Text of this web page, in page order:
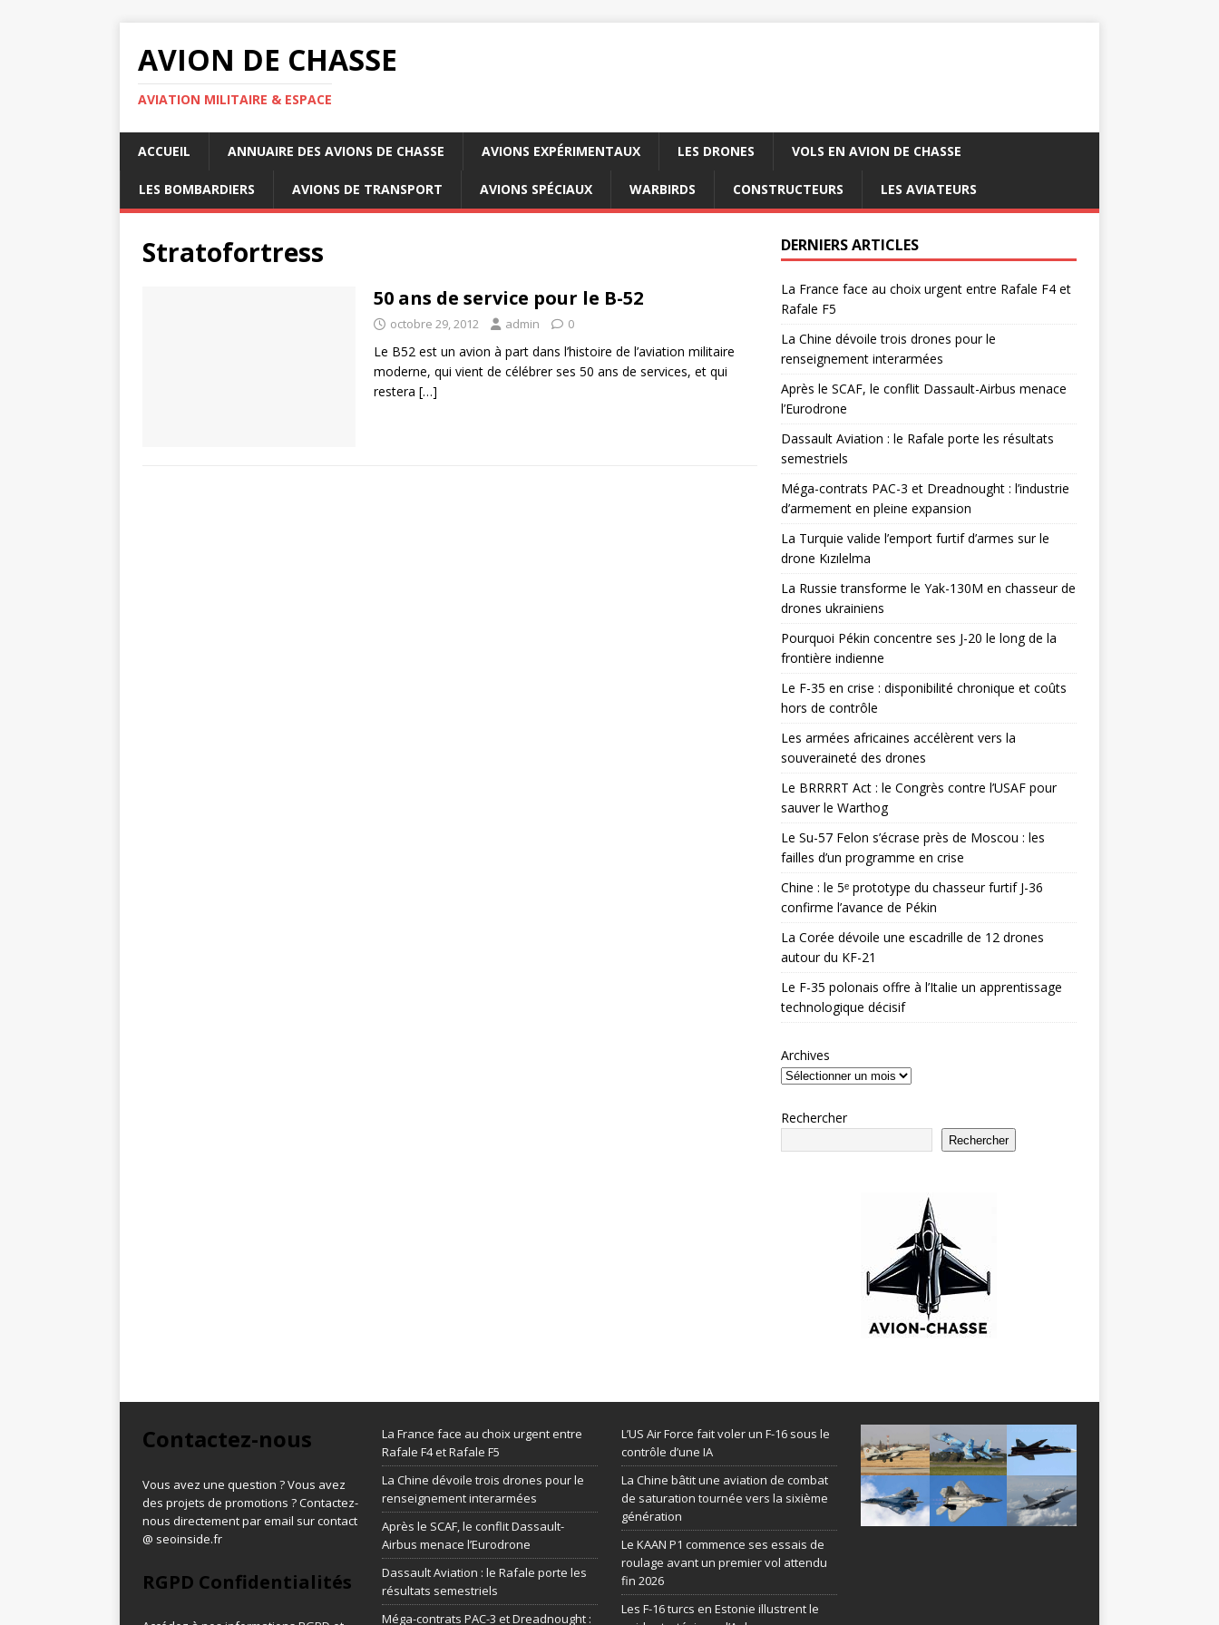
AVION DE CHASSE
AVIATION MILITAIRE & ESPACE
ACCUEIL ANNUAIRE DES AVIONS DE CHASSE AVIONS EXPÉRIMENTAUX LES DRONES VOLS EN AVION DE CHASSE
LES BOMBARDIERS AVIONS DE TRANSPORT AVIONS SPÉCIAUX WARBIRDS CONSTRUCTEURS LES AVIATEURS
Stratofortress
50 ans de service pour le B-52
octobre 29, 2012 admin 0
Le B52 est un avion à part dans l’histoire de l’aviation militaire
moderne, qui vient de célébrer ses 50 ans de services, et qui
restera […]
DERNIERS ARTICLES
La France face au choix urgent entre Rafale F4 et
Rafale F5
La Chine dévoile trois drones pour le
renseignement interarmées
Après le SCAF, le conflit Dassault-Airbus menace
l’Eurodrone
Dassault Aviation : le Rafale porte les résultats
semestriels
Méga-contrats PAC-3 et Dreadnought : l’industrie
d’armement en pleine expansion
La Turquie valide l’emport furtif d’armes sur le
drone Kızılelma
La Russie transforme le Yak-130M en chasseur de
drones ukrainiens
Pourquoi Pékin concentre ses J-20 le long de la
frontière indienne
Le F-35 en crise : disponibilité chronique et coûts
hors de contrôle
Les armées africaines accélèrent vers la
souveraineté des drones
Le BRRRRT Act : le Congrès contre l’USAF pour
sauver le Warthog
Le Su-57 Felon s’écrase près de Moscou : les
failles d’un programme en crise
Chine : le 5ᵉ prototype du chasseur furtif J-36
confirme l’avance de Pékin
La Corée dévoile une escadrille de 12 drones
autour du KF-21
Le F-35 polonais offre à l’Italie un apprentissage
technologique décisif
Archives
Rechercher
Rechercher
Contactez-nous
Vous avez une question ? Vous avez
des projets de promotions ? Contactez-
nous directement par email sur contact
@ seoinside.fr
RGPD Confidentialités
La France face au choix urgent entre
Rafale F4 et Rafale F5
La Chine dévoile trois drones pour le
renseignement interarmées
Après le SCAF, le conflit Dassault-
Airbus menace l’Eurodrone
Dassault Aviation : le Rafale porte les
résultats semestriels
Méga-contrats PAC-3 et Dreadnought :
L’US Air Force fait voler un F-16 sous le
contrôle d’une IA
La Chine bâtit une aviation de combat
de saturation tournée vers la sixième
génération
Le KAAN P1 commence ses essais de
roulage avant un premier vol attendu
fin 2026
Les F-16 turcs en Estonie illustrent le